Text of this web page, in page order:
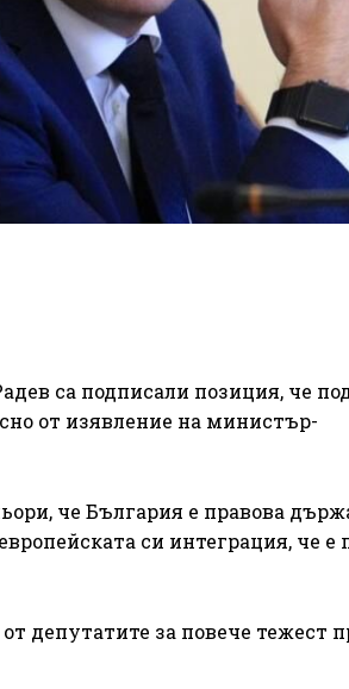
са подписали позиция, че
от изявление на министър-
че България е правова
си интеграция, че е
депутатите за повече тежест